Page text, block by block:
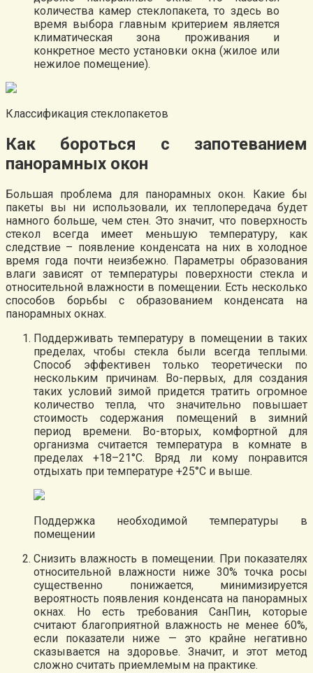
количества камер стеклопакета, то здесь во
время выбора главным критерием является
климатическая зона проживания и
конкретное место установки окна (жилое или
нежилое помещение).
Классификация стеклопакетов
Как бороться с запотеванием
панорамных окон
Большая проблема для панорамных окон. Какие бы
пакеты вы ни использовали, их теплопередача будет
намного больше, чем стен. Это значит, что поверхность
стекол всегда имеет меньшую температуру, как
следствие – появление конденсата на них в холодное
время года почти неизбежно. Параметры образования
влаги зависят от температуры поверхности стекла и
относительной влажности в помещении. Есть несколько
способов борьбы с образованием конденсата на
панорамных окнах.
Поддерживать температуру в помещении в таких
пределах, чтобы стекла были всегда теплыми.
Способ эффективен только теоретически по
нескольким причинам. Во-первых, для создания
таких условий зимой придется тратить огромное
количество тепла, что значительно повышает
стоимость содержания помещений в зимний
период времени. Во-вторых, комфортной для
организма считается температура в комнате в
пределах +18–21°С. Вряд ли кому понравится
отдыхать при температуре +25°С и выше.
Поддержка необходимой температуры в
помещении
Снизить влажность в помещении. При показателях
относительной влажности ниже 30% точка росы
существенно понижается, минимизируется
вероятность появления конденсата на панорамных
окнах. Но есть требования СанПин, которые
считают благоприятной влажность не менее 60%,
если показатели ниже — это крайне негативно
сказывается на здоровье. Значит, и этот метод
сложно считать приемлемым на практике.